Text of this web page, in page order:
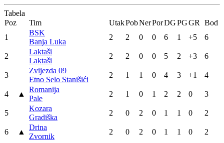
Tabela
Poz
Tim UtakPobNerPorDGPGGR
Bod
1
BSK
Banja Luka
2 2 0 0 6 1 +5 6
2
Laktaši
Laktaši
2 2 0 0 5 2 +3 6
3
Zvijezda 09
Etno Selo Stanišići
2 1 1 0 4 3 +1 4
4 ▲
Romanija
Pale
2 1 0 1 2 2 0 3
5
Kozara
Gradiška
2 0 2 0 1 1 0 2
6 ▲
Drina
Zvornik
2 0 2 0 1 1 0 2